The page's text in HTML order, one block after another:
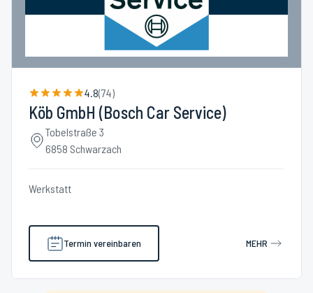
4.8(74)
Köb GmbH (Bosch Car Service)
Tobelstraße 3
6858 Schwarzach
Werkstatt
Termin vereinbaren MEHR